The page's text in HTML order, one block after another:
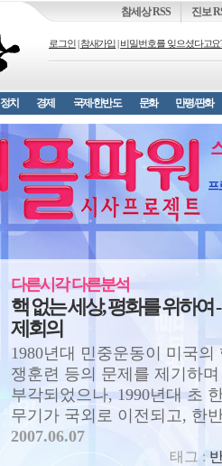
진보
참세상 RSS
로그인 참새가입 비밀번호를 잊으셨다고요
정치 경제 국제·한반도 문화 만평/판화
다른시각 다른분석
핵 없는 세상, 평화를 위하여
제회의
1980년대 민중운동이 미국
쟁훈련 등의 문제를 제기하
부각되었으나, 1990년대 초
무기가 국외로 이전되고, 한
2007.06.07
태그 :
프